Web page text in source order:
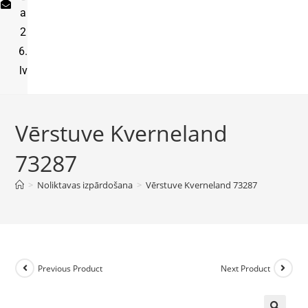
a
2
6.
lv
Vērstuve Kverneland
73287
> Noliktavas izpārdošana > Vērstuve Kverneland 73287
Previous Product Next Product